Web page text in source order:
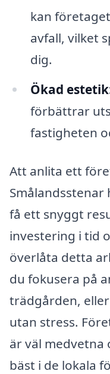
kan
avfall, vilket
dig.
Ökad
förbättrar
fastigheten
Att anlita ett
få ett snyggt
investering i tid
överlåta detta
du fokusera på
trädgården,
utan stress.
är väl medvetna
bäst i de lokala